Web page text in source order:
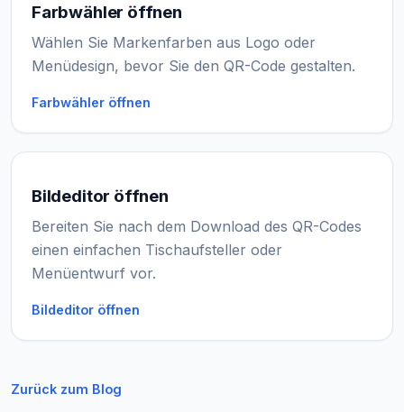
Farbwähler öffnen
Wählen Sie Markenfarben aus Logo oder
Menüdesign, bevor Sie den QR-Code gestalten.
Farbwähler öffnen
Bildeditor öffnen
Bereiten Sie nach dem Download des QR-Codes
einen einfachen Tischaufsteller oder
Menüentwurf vor.
Bildeditor öffnen
Zurück zum Blog